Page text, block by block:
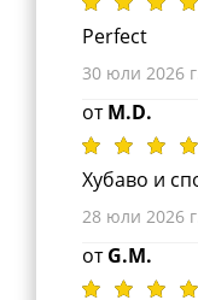
Perfect
30 юли 2026
отM.D.
Хубаво и
28 юли 2026
отG.M.